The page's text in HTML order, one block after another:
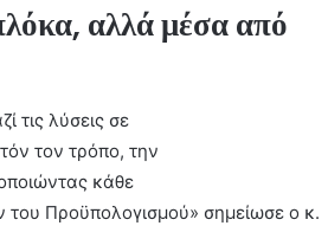
αλλά μέσα από
τις λύσεις σε
τον τρόπο, την
κάθε
του Προϋπολογισμού» σημείωσε ο κ.